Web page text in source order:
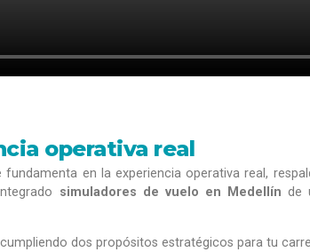
operativa real
en la experiencia operativa real,
simuladores de vuelo en Medellín de
dos propósitos estratégicos para tu